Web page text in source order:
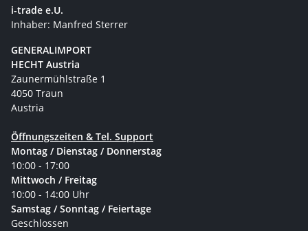
i-trade e.U.
Inhaber: Manfred Sterrer
GENERALIMPORT
HECHT Austria
Zaunermühlstraße 1
4050 Traun
Austria
Öffnungszeiten & Tel. Support
Montag / Dienstag / Donnerstag
10:00 - 17:00
Mittwoch / Freitag
10:00 - 14:00 Uhr
Samstag / Sonntag / Feiertage
Geschlossen